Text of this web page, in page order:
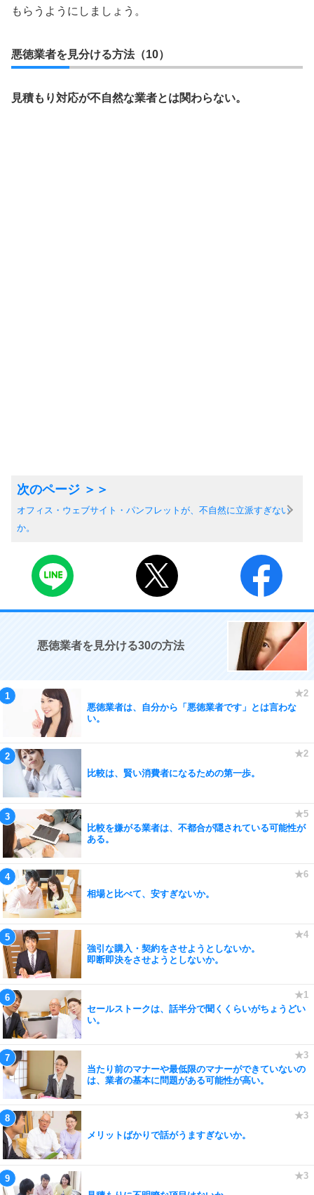
もらうようにしましょう。
悪徳業者を見分ける方法（10）
見積もり対応が不自然な業者とは関わらない。
オフィス・ウェブサイト・パンフレットが、不自然に立派すぎない
か。
悪徳業者を見分ける30の方法
悪徳業者は、自分から「悪徳業者です」とは言わな
い。
比較は、賢い消費者になるための第一歩。
比較を嫌がる業者は、不都合が隠されている可能性が
ある。
相場と比べて、安すぎないか。
強引な購入・契約をさせようとしないか。
即断即決をさせようとしないか。
セールストークは、話半分で聞くくらいがちょうどい
い。
当たり前のマナーや最低限のマナーができていないの
は、業者の基本に問題がある可能性が高い。
メリットばかりで話がうますぎないか。